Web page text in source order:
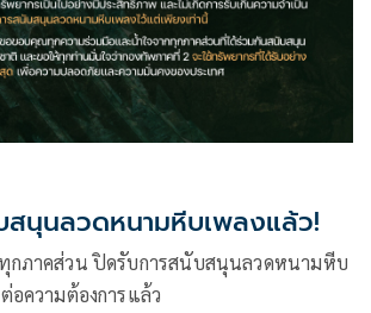
สนุนลวดหนามหีบเพลงแล้ว!
ภาคส่วน ปิดรับการสนับสนุนลวดหนามหีบ
อความต้องการแล้ว